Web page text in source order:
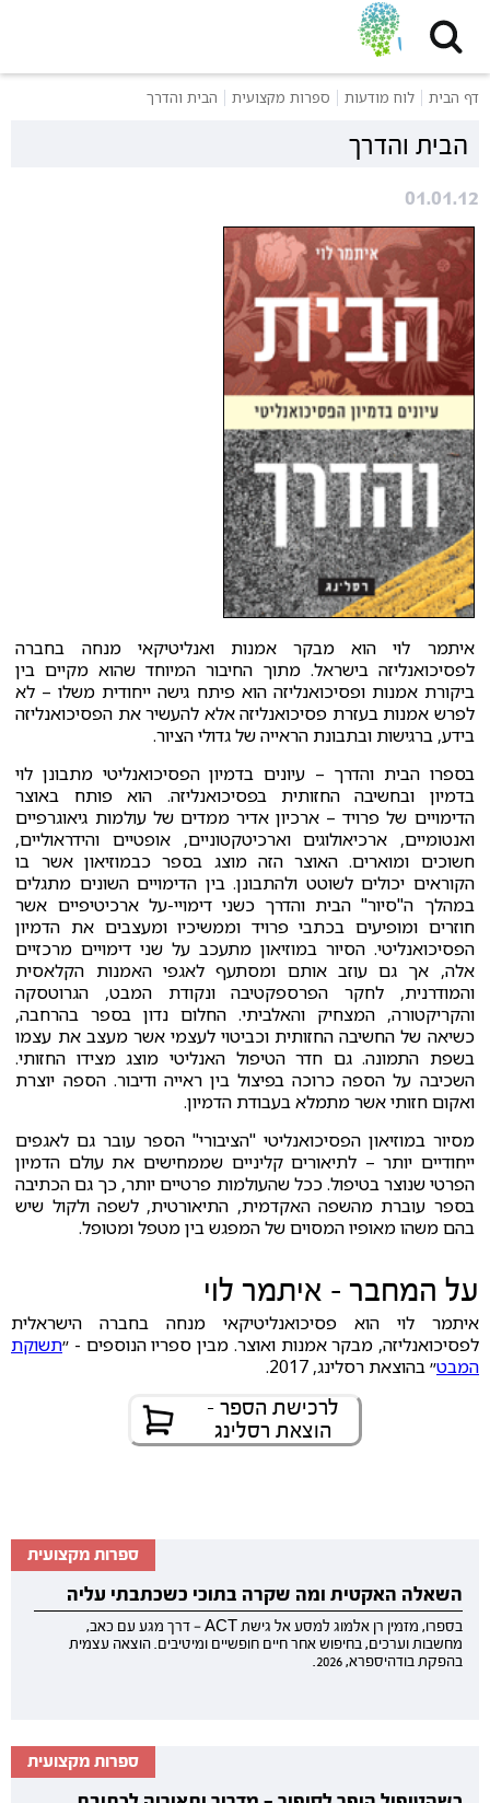
דף הבית לוח מודעות ספרות מקצועית הבית והדרך
הבית והדרך
01.01.12
איתמר לוי הוא מבקר אמנות ואנליטיקאי מנחה בחברה
לפסיכואנליזה בישראל. מתוך החיבור המיוחד שהוא מקיים בין
ביקורת אמנות ופסיכואנליזה הוא פיתח גישה ייחודית משלו – לא
לפרש אמנות בעזרת פסיכואנליזה אלא להעשיר את הפסיכואנליזה
בידע, ברגישות ובתבונת הראייה של גדולי הציור.
בספרו הבית והדרך – עיונים בדמיון הפסיכואנליטי מתבונן לוי
בדמיון ובחשיבה החזותית בפסיכואנליזה. הוא פותח באוצר
הדימויים של פרויד – ארכיון אדיר ממדים של עולמות גיאוגרפיים
ואנטומיים, ארכיאולוגים וארכיטקטוניים, אופטיים והידראוליים,
חשוכים ומוארים. האוצר הזה מוצג בספר כבמוזיאון אשר בו
הקוראים יכולים לשוטט ולהתבונן. בין הדימויים השונים מתגלים
במהלך ה"סיור" הבית והדרך כשני דימויי-על ארכיטיפיים אשר
חוזרים ומופיעים בכתבי פרויד וממשיכיו ומעצבים את הדמיון
הפסיכואנליטי. הסיור במוזיאון מתעכב על שני דימויים מרכזיים
אלה, אך גם עוזב אותם ומסתעף לאגפי האמנות הקלאסית
והמודרנית, לחקר הפרספקטיבה ונקודת המבט, הגרוטסקה
והקריקטורה, המצחיק והאלביתי. החלום נדון בספר בהרחבה,
כשיאה של החשיבה החזותית וכביטוי לעצמי אשר מעצב את עצמו
בשפת התמונה. גם חדר הטיפול האנליטי מוצג מצידו החזותי.
השכיבה על הספה כרוכה בפיצול בין ראייה ודיבור. הספה יוצרת
ואקום חזותי אשר מתמלא בעבודת הדמיון.
מסיור במוזיאון הפסיכואנליטי "הציבורי" הספר עובר גם לאגפים
ייחודיים יותר – לתיאורים קליניים שממחישים את עולם הדמיון
הפרטי שנוצר בטיפול. ככל שהעולמות פרטיים יותר, כך גם הכתיבה
בספר עוברת מהשפה האקדמית, התיאורטית, לשפה ולקול שיש
בהם משהו מאופיו המסוים של המפגש בין מטפל ומטופל.
על המחבר - איתמר לוי
איתמר לוי הוא פסיכואנליטיקאי מנחה בחברה הישראלית
לפסיכואנליזה, מבקר אמנות ואוצר. מבין ספריו הנוספים - ״תשוקת
המבט״ בהוצאת רסלינג, 2017.
לרכישת הספר -
הוצאת רסלינג
ספרות מקצועית
השאלה האקטית ומה שקרה בתוכי כשכתבתי עליה
בספרו, מזמין רן אלמוג למסע אל גישת ACT — דרך מגע עם כאב,
מחשבות וערכים, בחיפוש אחר חיים חופשיים ומיטיבים. הוצאה עצמית
בהפקת בודהיספרא, 2026.
ספרות מקצועית